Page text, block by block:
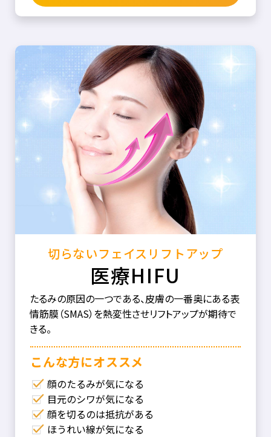
切らないフェイスリフトアップ
医療HIFU
たるみの原因の一つである、皮膚の一番奥にある表
情筋膜（SMAS）を熱変性させリフトアップが期待で
きる。
こんな⽅にオススメ
顔のたるみが気になる
目元のシワが気になる
顔を切るのは抵抗がある
ほうれい線が気になる